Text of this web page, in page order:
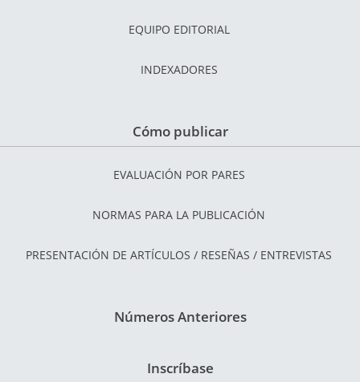
EQUIPO EDITORIAL
INDEXADORES
Cómo publicar
EVALUACIÓN POR PARES
NORMAS PARA LA PUBLICACIÓN
PRESENTACIÓN DE ARTÍCULOS / RESEÑAS / ENTREVISTAS
Números Anteriores
Inscríbase